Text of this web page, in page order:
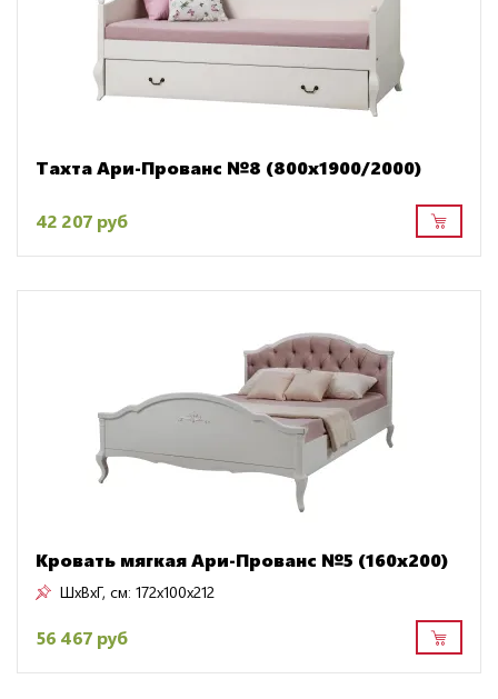
Тахта Ари-Прованс №8 (800х1900/2000)
42 207 руб
Кровать мягкая Ари-Прованс №5 (160х200)
ШxВxГ, см: 172x100x212
56 467 руб